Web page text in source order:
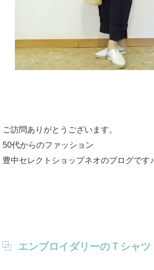
ご訪問ありがとうございます。
50代からのファッション
豊中セレクトショップネオのブログです♪
エンブロイダリーのＴシャツ